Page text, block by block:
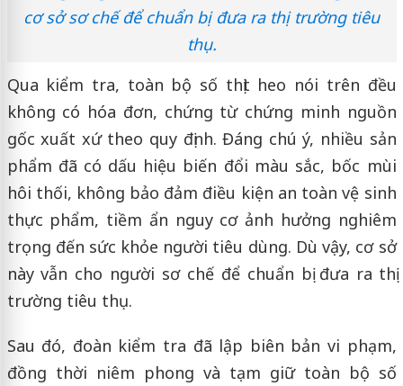
cơ sở sơ chế để chuẩn bị đưa ra thị trường tiêu
thụ.
Qua kiểm tra, toàn bộ số thịt heo nói trên đều
không có hóa đơn, chứng từ chứng minh nguồn
gốc xuất xứ theo quy định. Đáng chú ý, nhiều sản
phẩm đã có dấu hiệu biến đổi màu sắc, bốc mùi
hôi thối, không bảo đảm điều kiện an toàn vệ sinh
thực phẩm, tiềm ẩn nguy cơ ảnh hưởng nghiêm
trọng đến sức khỏe người tiêu dùng. Dù vậy, cơ sở
này vẫn cho người sơ chế để chuẩn bị đưa ra thị
trường tiêu thụ.
Sau đó, đoàn kiểm tra đã lập biên bản vi phạm,
đồng thời niêm phong và tạm giữ toàn bộ số